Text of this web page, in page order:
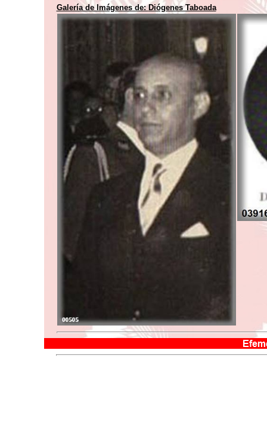
Galería de Imágenes de: Diógenes Taboada